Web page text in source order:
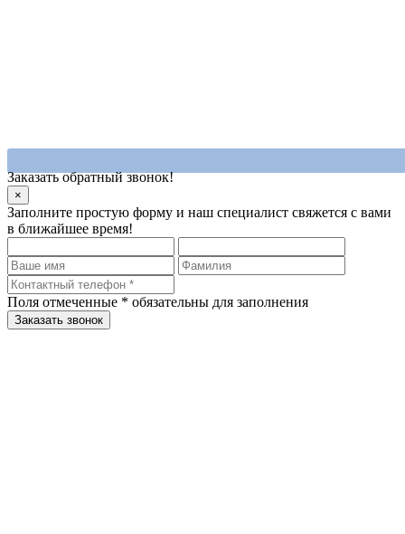
Заказать обратный звонок!
×
Заполните простую форму и наш специалист свяжется с вами
в ближайшее время!
Поля отмеченные * обязательны для заполнения